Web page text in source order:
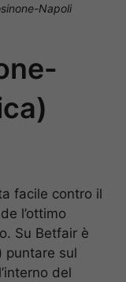
Napoli
facile contro il
l’ottimo
Su Betfair è
puntare sul
del